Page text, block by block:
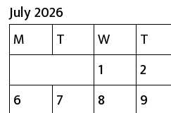
July 2026
M
T W T
1
2
6
7 8 9